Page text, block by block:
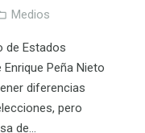
Medios
de Estados
Peña Nieto
diferencias
pero
de…